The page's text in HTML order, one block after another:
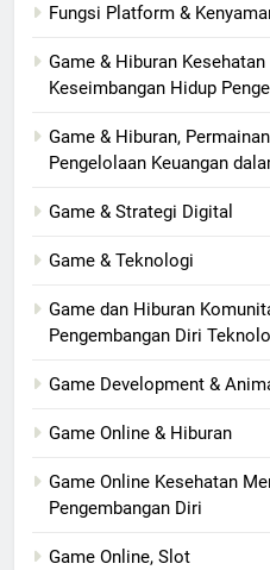
Fungsi Platform &
Game & Hiburan
Keseimbangan Hidup
Game & Hiburan,
Pengelolaan Keuangan
Game & Strategi Digital
Game & Teknologi
Game dan Hiburan
Pengembangan Diri
Game Development &
Game Online & Hiburan
Game Online Kesehatan
Pengembangan Diri
Game Online, Slot